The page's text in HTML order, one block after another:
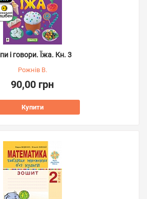
і говори. Їжа. Кн. 3
Рожнів В.
90,00 грн
Купити